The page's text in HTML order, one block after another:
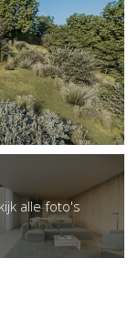
alle foto's